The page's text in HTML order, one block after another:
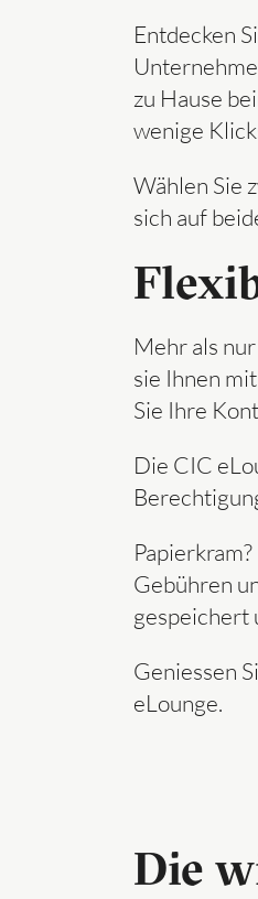
Entdecken
zu Hause
wenige
Wählen Sie
sich auf
Mehr als
sie Ihnen
Sie Ihre
Die CIC
Gebühren
gespeichert
Geniessen
eLounge.
Die